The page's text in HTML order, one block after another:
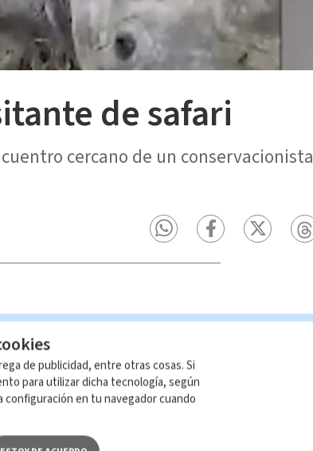
de safari
cercano de un conservacionista
su reproducción no
de publicidad, entre otras cosas. Si
para utilizar dicha tecnología, según
configuración en tu navegador cuando